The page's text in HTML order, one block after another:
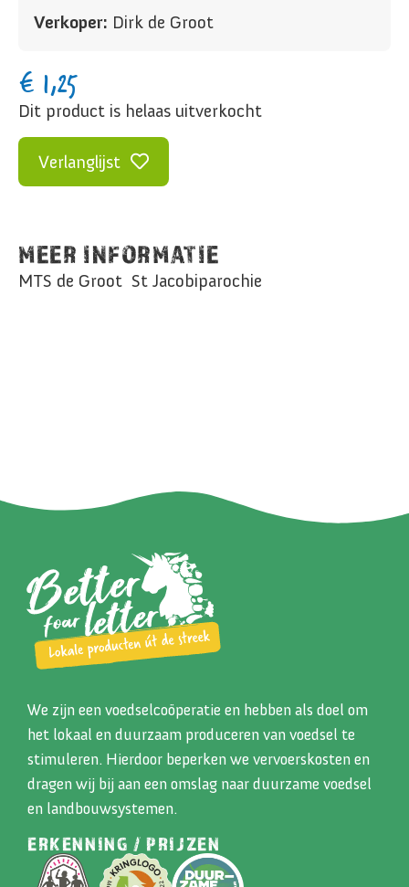
Verkoper: Dirk de Groot
€ 1,25
Dit product is helaas uitverkocht
Verlanglijst
MEER INFORMATIE
MTS de Groot St Jacobiparochie
We zijn een voedselcoöperatie en hebben als doel om
het lokaal en duurzaam produceren van voedsel te
stimuleren. Hierdoor beperken we vervoerskosten en
dragen wij bij aan een omslag naar duurzame voedsel
en landbouwsystemen.
ERKENNING / PRIJZEN